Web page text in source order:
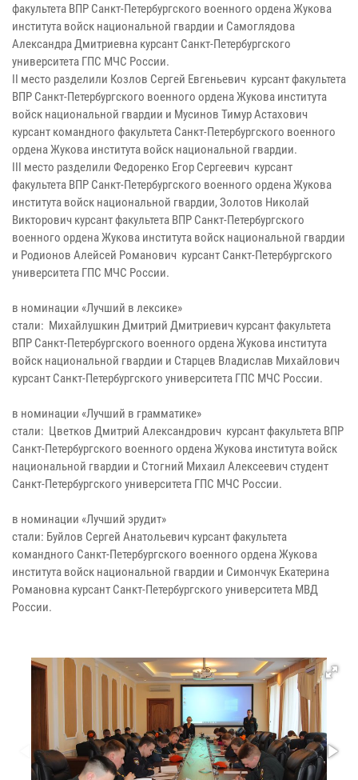
факультета ВПР Санкт-Петербургского военного ордена Жукова
института войск национальной гвардии и Самоглядова
Александра Дмитриевна курсант Санкт-Петербургского
университета ГПС МЧС России.
II место разделили Козлов Сергей Евгеньевич курсант факультета
ВПР Санкт-Петербургского военного ордена Жукова института
войск национальной гвардии и Мусинов Тимур Астахович
курсант командного факультета Санкт-Петербургского военного
ордена Жукова института войск национальной гвардии.
III место разделили Федоренко Егор Сергеевич курсант
факультета ВПР Санкт-Петербургского военного ордена Жукова
института войск национальной гвардии, Золотов Николай
Викторович курсант факультета ВПР Санкт-Петербургского
военного ордена Жукова института войск национальной гвардии
и Родионов Алейсей Романович курсант Санкт-Петербургского
университета ГПС МЧС России.
в номинации «Лучший в лексике»
стали: Михайлушкин Дмитрий Дмитриевич курсант факультета
ВПР Санкт-Петербургского военного ордена Жукова института
войск национальной гвардии и Старцев Владислав Михайлович
курсант Санкт-Петербургского университета ГПС МЧС России.
в номинации «Лучший в грамматике»
стали: Цветков Дмитрий Александрович курсант факультета ВПР
Санкт-Петербургского военного ордена Жукова института войск
национальной гвардии и Стогний Михаил Алексеевич студент
Санкт-Петербургского университета ГПС МЧС России.
в номинации «Лучший эрудит»
стали: Буйлов Сергей Анатольевич курсант факультета
командного Санкт-Петербургского военного ордена Жукова
института войск национальной гвардии и Симончук Екатерина
Романовна курсант Санкт-Петербургского университета МВД
России.